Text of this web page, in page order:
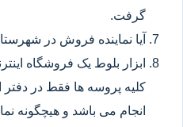
گرفت.
آیا نماینده فروش در
ابزار بلوط یک فروشگاه
کلیه پروسه ها فقط در
انجام می باشد و هیچگونه